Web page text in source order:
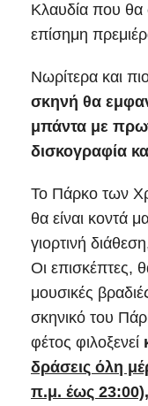
Κλαυδία που θα
επίσημη
Νωρίτερα και
σκηνή θα
μπάντα με
δισκογραφία
Το Πάρκο των
θα είναι κοντά
γιορτινή
Οι επισκέπτες,
μουσικές
σκηνικό του
φέτος φιλοξενεί
δράσεις όλη
π.μ. έως